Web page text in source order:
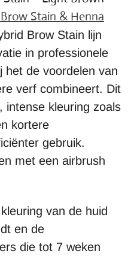
Stain & Henna
Brow Stain lijn
in professionele
het de voordelen van
verf combineert. Dit
intense kleuring zoals
kortere
gebruik.
met een airbrush
van de huid
en de
die tot 7 weken